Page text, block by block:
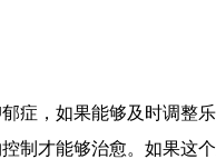
症，如果能够及时调整
制才能够治愈。如果这